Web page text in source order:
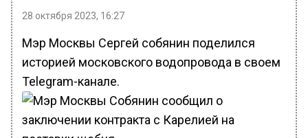
28 октября 2023, 16:27
Мэр Москвы Сергей собянин поделился
историей московского водопровода в своем
Telegram-канале.